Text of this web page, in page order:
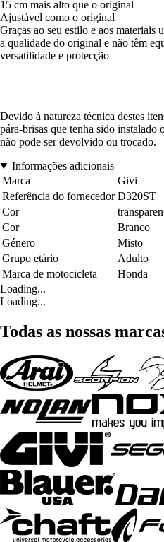
15 cm mais alto que o original
Ajustável como o original
Graças ao seu estilo e aos materiais
a qualidade do original e não têm
versatilidade e protecção
Devido à natureza técnica destes
pára-brisas que tenha sido instalado
não pode ser devolvido ou trocado.
Informações adicionais
Marca
Givi
Referência do fornecedor D320ST
Cor
Cor
Branco
Género
Misto
Grupo etário
Adulto
Marca de motocicleta
Honda
Loading...
Loading...
Todas as nossas